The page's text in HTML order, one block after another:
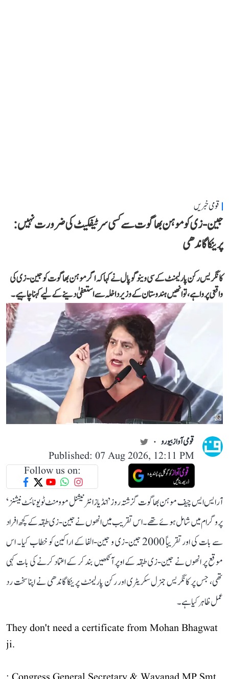
قومی خبریں
جین-زی کو موہن بھاگوت سے کسی سرٹیفکیٹ کی ضرورت نہیں:
پرینکا گاندھی
کانگریس رکن پارلیمنٹ کے سی وینوگوپال نے کہا کہ اگر موہن بھاگوت کو جین-زی کی
واقعی پروا ہے، تو انھیں ہندوستان کے وزیر داخلہ سے استعفیٰ دینے کے لیے کہنا چاہیے۔
قومی آواز بیورو
Published: 07 Aug 2026, 12:11 PM
Follow us on:
آر ایس ایس چیف موہن بھاگوت گزشتہ روز ’انڈیاز انٹرنیشنل موومنٹ ٹو یونائٹ نیشنز‘
پروگرام میں شامل ہوئے تھے۔ اس تقریب میں انھوں نے جین-زی طبقہ کے کچھ افراد
سے بات کی اور تقریباً 2000 جین-زی و جین-الفا کے اراکین کو خطاب کیا۔ اس
موقع پر انھوں نے جین-زی طبقہ کے اوپر آنکھیں بند کر کے اعتماد کرنے کی بات کہی
تھی، جس پر کانگریس جنرل سکریٹری اور رکن پارلیمنٹ پرینکا گاندھی نے اپنا سخت رد
عمل ظاہر کیا ہے۔
They don't need a certificate from Mohan Bhagwat
ji.